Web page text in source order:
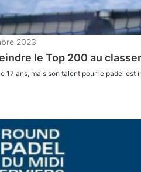
2023
le Top 200 au
17 ans, mais son talent pour le padel